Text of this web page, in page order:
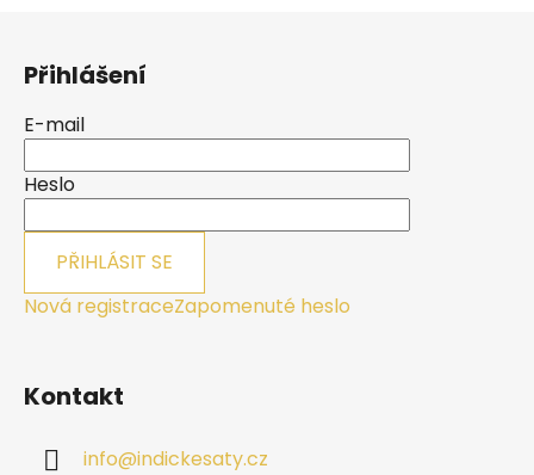
Přihlášení
E-mail
Heslo
PŘIHLÁSIT SE
Nová registraceZapomenuté heslo
Kontakt
info@indickesaty.cz